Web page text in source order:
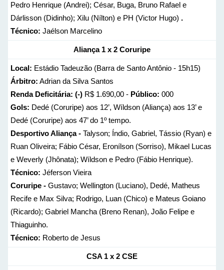
Pedro Henrique (Andrei); César, Buga, Bruno Rafael e
Dárlisson (Didinho); Xilu (Nílton) e PH (Victor Hugo) .
Técnico: Jaélson Marcelino
Aliança 1 x 2 Coruripe
Local: Estádio Tadeuzão (Barra de Santo Antônio - 15h15)
Árbitro: Adrian da Silva Santos
Renda Deficitária: (-)R$ 1.690,00 - Público: 000
Gols: Dedé (Coruripe) aos 12’, Wíldson (Aliança) aos 13’ e
Dedé (Coruripe) aos 47’ do 1º tempo.
Desportivo Aliança - Talyson; Índio, Gabriel, Tássio (Ryan) e
Ruan Oliveira; Fábio César, Eronílson (Sorriso), Mikael Lucas
e Weverly (Jhônata); Wíldson e Pedro (Fábio Henrique).
Técnico: Jéferson Vieira
Coruripe - Gustavo; Wellington (Luciano), Dedé, Matheus
Recife e Max Silva; Rodrigo, Luan (Chico) e Mateus Goiano
(Ricardo); Gabriel Mancha (Breno Renan), João Felipe e
Thiaguinho.
Técnico: Roberto de Jesus
CSA 1 x 2 CSE